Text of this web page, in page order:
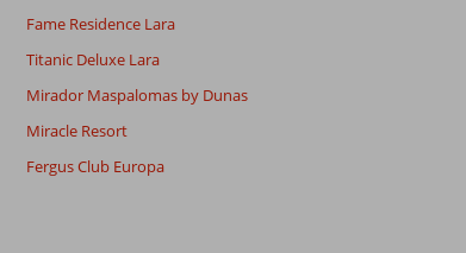
Fame Residence Lara
Titanic Deluxe Lara
Mirador Maspalomas by Dunas
Miracle Resort
Fergus Club Europa